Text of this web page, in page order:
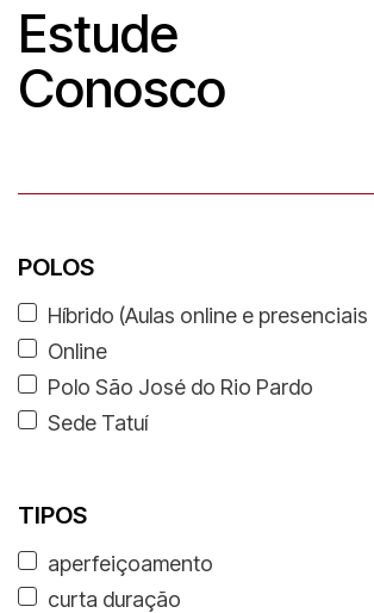
Estude
Conosco
POLOS
Híbrido (Aulas online e presenciais
Online
Polo São José do Rio Pardo
Sede Tatuí
TIPOS
aperfeiçoamento
curta duração